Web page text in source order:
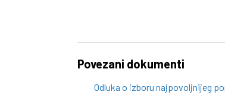
Povezani dokumenti
Odluka o izboru najpovoljnijeg